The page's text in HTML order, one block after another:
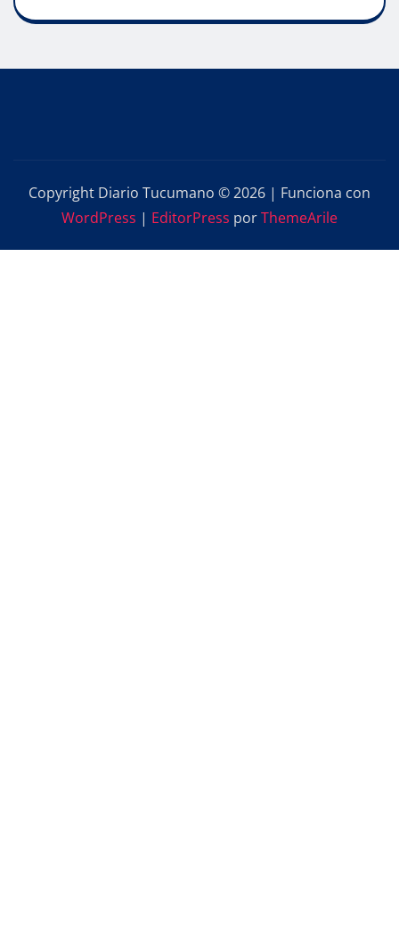
Copyright Diario Tucumano © 2026 | Funciona con
WordPress | EditorPress porThemeArile